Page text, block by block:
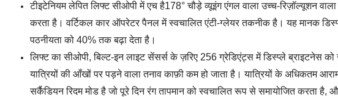
टीइटेनियम लेपित लिफ्ट सीओपी में एच है178° चौड़े व्यूइंग एंगल वाला उच्च-रिज़ॉल्यूशन
करता है। वर्टिकल कार ऑपरेटर पैनल में स्वचालित एंटी-ग्लेयर तकनीक है। यह मानक
पठनीयता को 40% तक बढ़ा देता है।
लिफ्ट का सीओपी, बिल्ट-इन लाइट सेंसर्स के ज़रिए 256 ग्रेडिएंट्स में डिस्प्ले ब्राइटनेस
यात्रियों की आँखों पर पड़ने वाला तनाव काफ़ी कम हो जाता है। यात्रियों के अधिकतम
सर्कैडियन रिदम मोड है जो पूरे दिन रंग तापमान को स्वचालित रूप से समायोजित करता